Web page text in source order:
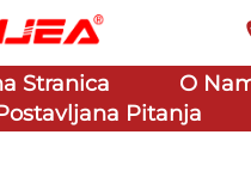
Stranica O
Pitanja